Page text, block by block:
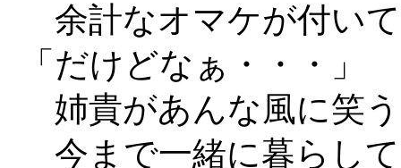
余計なオマケが付い
「だけどなぁ・・・」
姉貴があんな風に笑
今まで一緒に暮らし